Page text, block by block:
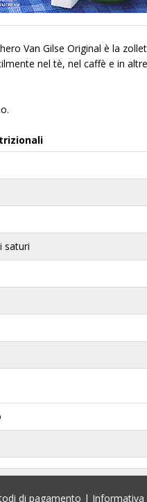
Van Gilse Original è la
nel tè, nel caffè e in
saturi
di pagamento | Informativa